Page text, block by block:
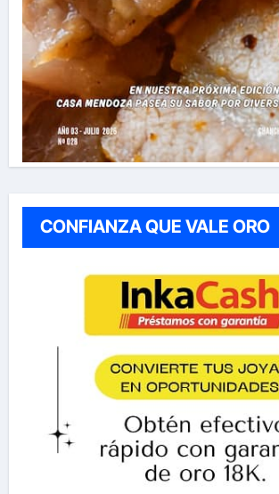
CONFIANZA QUE VALE ORO